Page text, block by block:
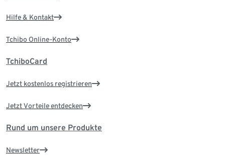
Hilfe & Kontakt
Tchibo Online-Konto
TchiboCard
Jetzt kostenlos registrieren
Jetzt Vorteile entdecken
Rund um unsere Produkte
Newsletter